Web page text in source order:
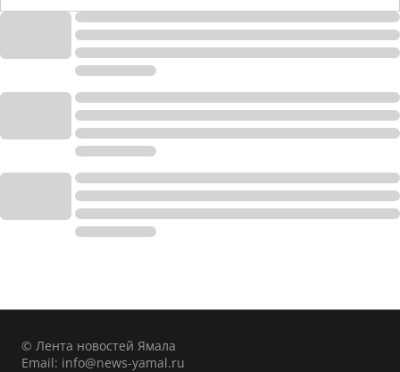
© Лента новостей Ямала
Email: info@news-yamal.ru